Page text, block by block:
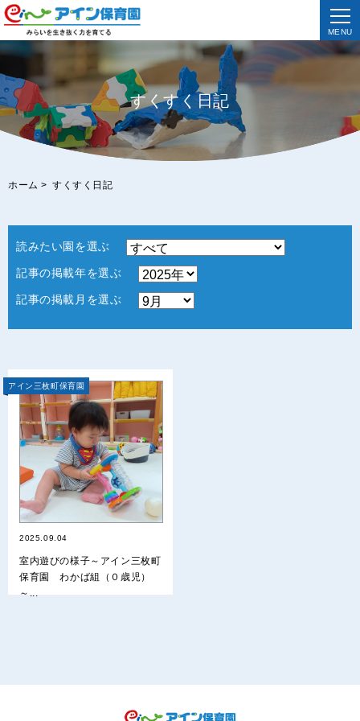
MENU
すくすく日記
ホーム > すくすく日記
読みたい園を選ぶ
記事の掲載年を選ぶ
記事の掲載月を選ぶ
アイン三枚町保育園
2025.09.04
室内遊びの様子～アイン三枚町
保育園 わかば組（０歳児）
～...